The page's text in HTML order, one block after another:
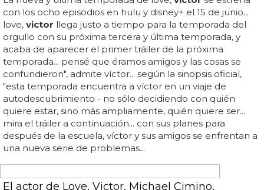
temporada de "Love, Victor"
La última temporada de love,victorse estrenará en star
el 15 de junio... al final de la segunda temporada,victor
tiene que elegir entre volver con benji o seguir sus
nuevos sentimientos por otro chico, rahim... love,victor
también está protagonizada por rachel hilson, anthony
turpel, bebe wood, mason gooding, isabella ferreira,
mateo fernández, james martínez, ana ortiz, anthony
keyvan y ava capri... a lo largo de dos temporadas, hemos
visto a victor crecer en sí mismo y encontrar la amistad,
la aceptación y el amor como persona gay que es... el
streamer desveló hoy en su presentación en los tca que
love,victorterminará tras su última temporada de ocho
episodios, que se estrenará el 15 de junio...